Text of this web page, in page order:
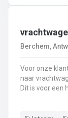
Berchem,
Voor onze
naar
Dit is voor een hele